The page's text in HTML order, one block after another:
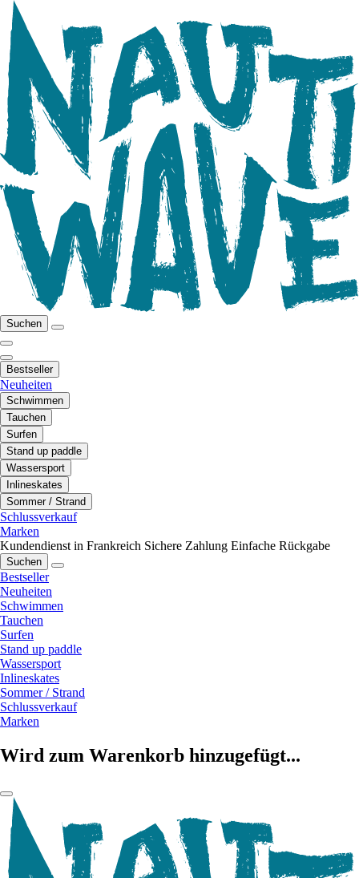
Suchen
Bestseller
Neuheiten
Schwimmen
Tauchen
Surfen
Stand up paddle
Wassersport
Inlineskates
Sommer / Strand
Schlussverkauf
Marken
Kundendienst in Frankreich Sichere Zahlung Einfache Rückgabe
Suchen
Bestseller
Neuheiten
Schwimmen
Tauchen
Surfen
Stand up paddle
Wassersport
Inlineskates
Sommer / Strand
Schlussverkauf
Marken
Wird zum Warenkorb hinzugefügt...